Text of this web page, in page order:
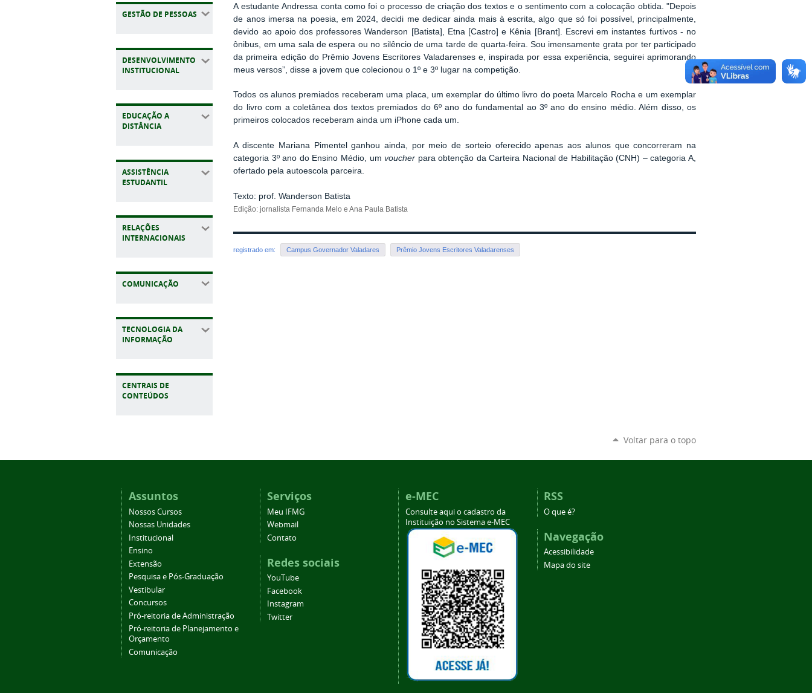
GESTÃO DE PESSOAS
DESENVOLVIMENTO
INSTITUCIONAL
EDUCAÇÃO A
DISTÂNCIA
ASSISTÊNCIA
ESTUDANTIL
RELAÇÕES
INTERNACIONAIS
COMUNICAÇÃO
TECNOLOGIA DA
INFORMAÇÃO
CENTRAIS DE
CONTEÚDOS
A estudante Andressa conta como foi o processo de criação dos textos e o sentimento com a colocação obtida. "Depois
de anos imersa na poesia, em 2024, decidi me dedicar ainda mais à escrita, algo que só foi possível, principalmente,
devido ao apoio dos professores Wanderson [Batista], Etna [Castro] e Kênia [Brant]. Escrevi em instantes furtivos - no
ônibus, em uma sala de espera ou no silêncio de uma tarde de quarta-feira. Sou imensamente grata por ter participado
da primeira edição do Prêmio Jovens Escritores Valadarenses e, inspirada por essa experiência, seguirei aprimorando
meus versos”, disse a jovem que colecionou o 1º e 3º lugar na competição.
Todos os alunos premiados receberam uma placa, um exemplar do último livro do poeta Marcelo Rocha e um exemplar
do livro com a coletânea dos textos premiados do 6º ano do fundamental ao 3º ano do ensino médio. Além disso, os
primeiros colocados receberam ainda um iPhone cada um.
A discente Mariana Pimentel ganhou ainda, por meio de sorteio oferecido apenas aos alunos que concorreram na
categoria 3º ano do Ensino Médio, umvoucher para obtenção da Carteira Nacional de Habilitação (CNH) – categoria A,
ofertado pela autoescola parceira.
Texto: prof. Wanderson Batista
Edição: jornalista Fernanda Melo e Ana Paula Batista
registrado em: Campus Governador Valadares Prêmio Jovens Escritores Valadarenses
Voltar para o topo
Assuntos
Nossos Cursos
Nossas Unidades
Institucional
Ensino
Extensão
Pesquisa e Pós-Graduação
Vestibular
Concursos
Pró-reitoria de Administração
Pró-reitoria de Planejamento e
Orçamento
Comunicação
Serviços
Meu IFMG
Webmail
Contato
Redes sociais
YouTube
Facebook
Instagram
Twitter
e-MEC
Consulte aqui o cadastro da
Instituição no Sistema e-MEC
RSS
O que é?
Navegação
Acessibilidade
Mapa do site